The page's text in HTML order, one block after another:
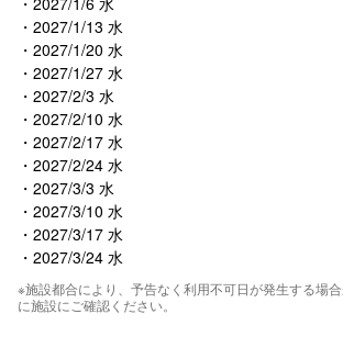
2027/1/13 水
2027/1/20 水
2027/1/27 水
2027/2/3 水
2027/2/10 水
2027/2/17 水
2027/2/24 水
2027/3/3 水
2027/3/10 水
2027/3/17 水
2027/3/24 水
※施設都合により、予告なく利用不可日が発生する場
に施設にご確認ください。